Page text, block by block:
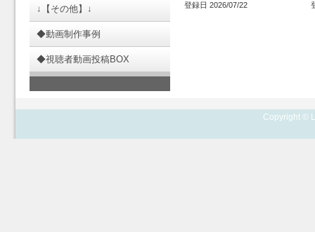
↓【その他】↓
◆動画制作事例
◆視聴者動画投稿BOX
登録日 2026/07/22
Copyright ©